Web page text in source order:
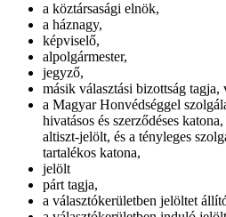
a köztársasági elnök,
a háznagy,
képviselő,
alpolgármester,
jegyző,
másik választási bizottság tagja,
a Magyar Honvédséggel
hivatásos és szerződéses
altiszt-jelölt, és a tényleges
tartalékos katona,
jelölt
párt tagja,
a választókerületben jelöltet